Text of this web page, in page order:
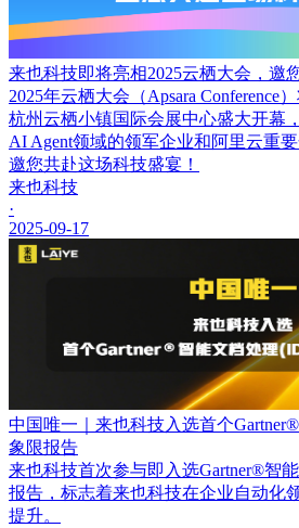
来也科技即将亮相2025云栖大会，邀
2025年云栖大会（Apsara Conference
杭州云栖小镇国际会展中心盛大开幕
AI Agent领域的领军企业和阿里云重
邀您共赴这场科技盛宴！
来也科技
·
2025-09-17
中国唯一｜来也科技入选首个
象限报告
来也科技首次参与即入选Gartner®智
报告，标志着来也科技在企业自动化
提升。